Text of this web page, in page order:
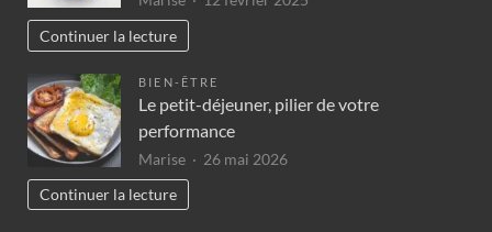
Continuer la lecture
BIEN-ÊTRE
Le petit-déjeuner, pilier de votre
performance
Marise
26 mai 2026
Continuer la lecture